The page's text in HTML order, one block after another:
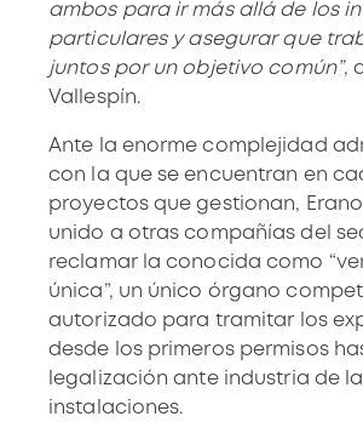
ambos para ir más allá de los
particulares y asegurar que
juntos por un objetivo común”,
Vallespín.
Ante la enorme complejidad
con la que se encuentran en
proyectos que gestionan,
unido a otras compañías del
reclamar la conocida como
única”, un único órgano
autorizado para tramitar los
desde los primeros permisos
legalización ante industria de
instalaciones.